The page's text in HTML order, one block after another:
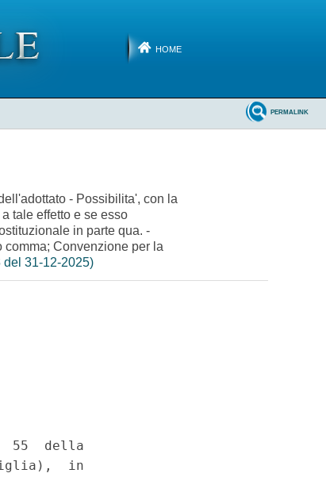
HOME
PERMALINK
- Possibilita', con la
tale effetto e se esso
in parte qua. -
comma; Convenzione per la
31-12-2025)